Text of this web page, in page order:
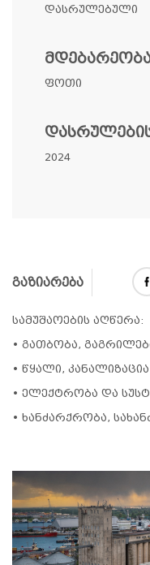
დასრულებული
ფოთი
2024
გაზიარება
სამუშაოების აღწერა:
• გათბობა,
• წყალი, კანალიზაცია
• ელექტრობა და
• ხანძარქრობა,